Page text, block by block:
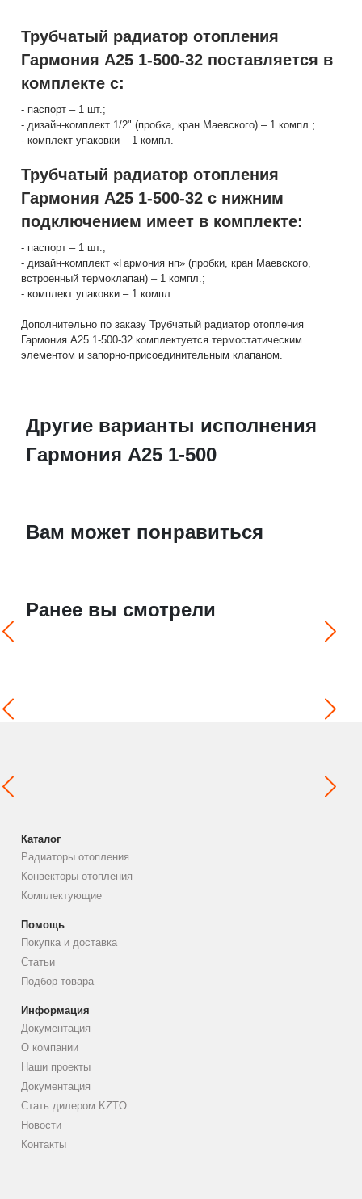
Трубчатый радиатор отопления
Гармония А25 1-500-32 поставляется в
комплекте с:
- паспорт – 1 шт.;
- дизайн-комплект 1/2" (пробка, кран Маевского) – 1 компл.;
- комплект упаковки – 1 компл.
Трубчатый радиатор отопления
Гармония А25 1-500-32 с нижним
подключением имеет в комплекте:
- паспорт – 1 шт.;
- дизайн-комплект «Гармония нп» (пробки, кран Маевского,
встроенный термоклапан) – 1 компл.;
- комплект упаковки – 1 компл.
Дополнительно по заказу Трубчатый радиатор отопления
Гармония А25 1-500-32 комплектуется термостатическим
элементом и запорно-присоединительным клапаном.
Другие варианты исполнения
Гармония А25 1-500
Вам может понравиться
Ранее вы смотрели
Каталог
Радиаторы отопления
Конвекторы отопления
Комплектующие
Помощь
Покупка и доставка
Статьи
Подбор товара
Информация
Документация
О компании
Наши проекты
Документация
Стать дилером KZTO
Новости
Контакты